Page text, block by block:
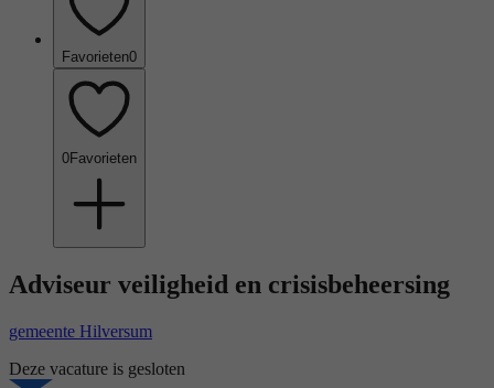
Favorieten0
0Favorieten
Adviseur veiligheid en crisisbeheersing
gemeente Hilversum
Deze vacature is gesloten